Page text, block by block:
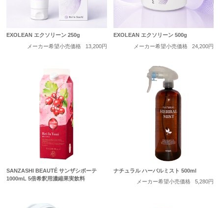
EXOLEAN エクソリーン 250g
メーカー希望小売価格
13,200円
EXOLEAN エクソリーン 500g
メーカー希望小売価格
24,200円
SANZASHI BEAUTÉ サンザシボーテ
1000mL 5倍希釈用濃縮果実飲料
ナチュラル ハーバルミスト 500ml
メーカー希望小売価格
5,280円